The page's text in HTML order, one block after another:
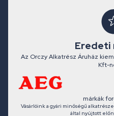
Eredeti
Az Orczy Alkatrész Áruház
Kft-
márkák
Vásárlóink a gyári minőségű
által nyújtott